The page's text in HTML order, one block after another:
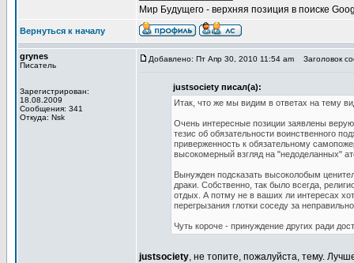
Мир Будущего - верхняя позиция в поиске
Вернуться к началу
grynes
Писатель
Зарегистрирован:
18.08.2009
Сообщения: 341
Откуда: Nsk
Добавлено: Пт Апр 30, 2010 11:54 am Заголовок
justsociety писал(а):
Итак, что же мы видим в ответах на тему
Очень интересные позиции заявлены
тезис об обязательности воинственного
приверженность к обязательному
высокомерный взгляд на "недоделанных"
Вынужден подсказать высоколобым
драки. Собственно, так было всегда,
отдых. А потму не в ваших ли интересах
перегрызания глотки соседу за
Чуть короче - принуждение других ради
justsociety, не топите, пожалуйста, тему.